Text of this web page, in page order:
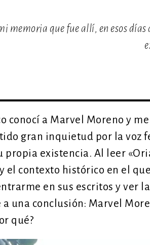
memoria que fue allí, en esos
conocí a Marvel Moreno y
gran inquietud por la voz
propia existencia. Al leer
el contexto histórico en el
en sus escritos y ver
una conclusión: Marvel
qué?